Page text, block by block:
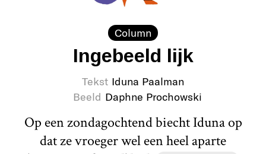
Column
Ingebeeld lijk
Tekst Iduna Paalman
Beeld Daphne Prochowski
Op een zondagochtend biecht Iduna op
dat ze vroeger wel een heel aparte